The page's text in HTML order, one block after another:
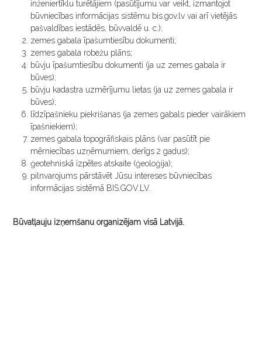
inženiertīklu turētājiem (pasūtījumu var veikt, izmantojot
būvniecības informācijas sistēmu bis.gov.lv vai arī vietējās
pašvaldības iestādēs, būvvaldē u. c.);
zemes gabala īpašumtiesību dokumenti;
zemes gabala robežu plāns;
būvju īpašumtiesību dokumenti (ja uz zemes gabala ir
būves);
būvju kadastra uzmērījumu lietas (ja uz zemes gabala ir
būves);
līdzīpašnieku piekrišanas (ja zemes gabals pieder vairākiem
īpašniekiem);
zemes gabala topogrāfiskais plāns (var pasūtīt pie
mērniecības uzņēmumiem, derīgs 2 gadus);
ģeotehniskā izpētes atskaite (ģeoloģija);
pilnvarojums pārstāvēt Jūsu intereses būvniecības
informācijas sistēmā BIS.GOV.LV.
Būvatļauju izņemšanu organizējam visā Latvijā.